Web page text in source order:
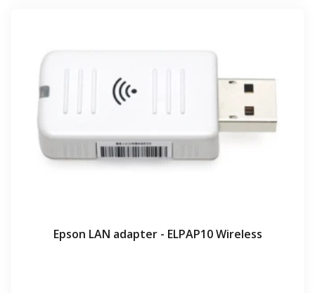
Epson LAN adapter - ELPAP10 Wireless